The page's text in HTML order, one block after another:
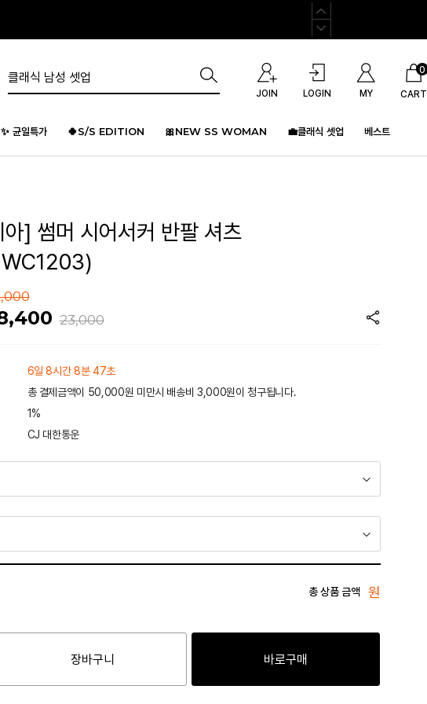
JOIN LOGIN MY CART
0
✨ 균일특가 🍀S/S EDITION 🎀NEW SS WOMAN 💼클래식 셋업 베스트
] 썸머 시어서커 반팔 셔츠
23,000
6일 8시간 8분 47초
총 결제금액이 50,000원 미만시 배송비 3,000원이 청구됩니다.
1%
CJ 대한통운
총 상품 금액 원
장바구니 바로구매